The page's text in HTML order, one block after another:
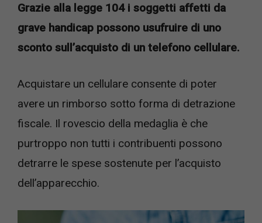
Grazie alla legge 104 i soggetti affetti da
grave handicap possono usufruire di uno
sconto sull’acquisto di un telefono cellulare.
Acquistare un cellulare consente di poter
avere un rimborso sotto forma di detrazione
fiscale. Il rovescio della medaglia è che
purtroppo non tutti i contribuenti possono
detrarre le spese sostenute per l’acquisto
dell’apparecchio.